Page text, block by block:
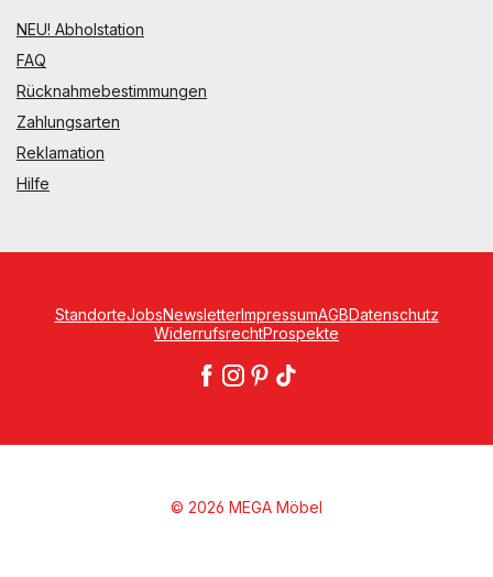
NEU! Abholstation
FAQ
Rücknahmebestimmungen
Zahlungsarten
Reklamation
Hilfe
StandorteJobsNewsletterImpressumAGBDatenschutz
WiderrufsrechtProspekte
© 2026 MEGA Möbel